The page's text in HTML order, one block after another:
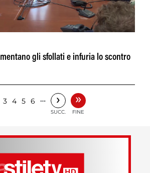
gli sfollati e infuria lo scontro
3 4 5 6 … ›
SUCC.
»
FINE